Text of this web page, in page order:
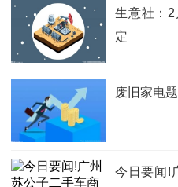
生意社：
定
废旧家电
今日要闻!